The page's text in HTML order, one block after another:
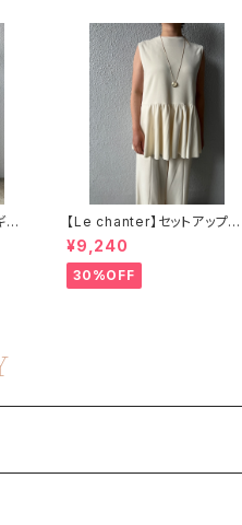
ャ
【Le chanter】セットアップ可
カットジョーゼットペプラムトッ
プス
¥9,240
30%OFF